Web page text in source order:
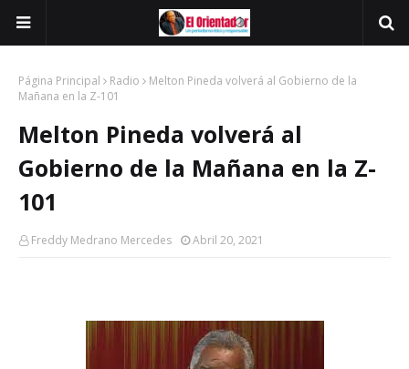
Página Principal Radio
Melton Pineda volverá al Gobierno de la
Mañana en la Z-101
Melton Pineda volverá al
Gobierno de la Mañana en la Z-
101
Freddy Medrano Mercedes Abril 20, 2021